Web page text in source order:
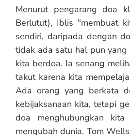
Menurut pengarang doa
Berlutut), Iblis "membuat
sendiri, daripada dengan
tidak ada satu hal pun
kita berdoa. Ia senang
takut karena kita
Ada orang yang berkata
kebijaksanaan kita, tetapi
doa menghubungkan
mengubah dunia. Tom